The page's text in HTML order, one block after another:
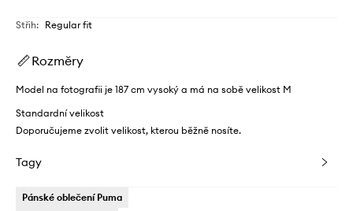
Střih: Regular fit
Rozměry
Model na fotografii je 187 cm vysoký a má na sobě velikost M
Standardní velikost
Doporučujeme zvolit velikost, kterou běžně nosíte.
Tagy
Pánské oblečení Puma